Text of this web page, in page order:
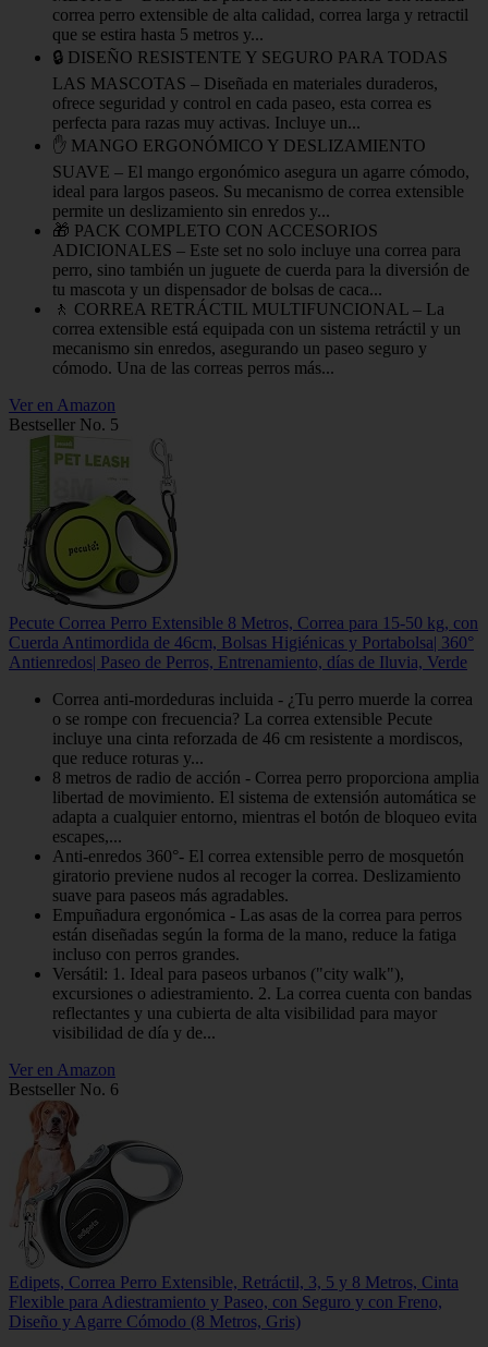
correa perro extensible de alta calidad, correa larga y retractil
que se estira hasta 5 metros y...
🔒 DISEÑO RESISTENTE Y SEGURO PARA TODAS
LAS MASCOTAS – Diseñada en materiales duraderos,
ofrece seguridad y control en cada paseo, esta correa es
perfecta para razas muy activas. Incluye un...
✋ MANGO ERGONÓMICO Y DESLIZAMIENTO
SUAVE – El mango ergonómico asegura un agarre cómodo,
ideal para largos paseos. Su mecanismo de correa extensible
permite un deslizamiento sin enredos y...
🎁 PACK COMPLETO CON ACCESORIOS
ADICIONALES – Este set no solo incluye una correa para
perro, sino también un juguete de cuerda para la diversión de
tu mascota y un dispensador de bolsas de caca...
🚶 CORREA RETRÁCTIL MULTIFUNCIONAL – La
correa extensible está equipada con un sistema retráctil y un
mecanismo sin enredos, asegurando un paseo seguro y
cómodo. Una de las correas perros más...
Ver en Amazon
Bestseller No. 5
Pecute Correa Perro Extensible 8 Metros, Correa para 15-50 kg, con
Cuerda Antimordida de 46cm, Bolsas Higiénicas y Portabolsa| 360°
Antienredos| Paseo de Perros, Entrenamiento, días de Iluvia, Verde
Correa anti-mordeduras incluida - ¿Tu perro muerde la correa
o se rompe con frecuencia? La correa extensible Pecute
incluye una cinta reforzada de 46 cm resistente a mordiscos,
que reduce roturas y...
8 metros de radio de acción - Correa perro proporciona amplia
libertad de movimiento. El sistema de extensión automática se
adapta a cualquier entorno, mientras el botón de bloqueo evita
escapes,...
Anti-enredos 360°- El correa extensible perro de mosquetón
giratorio previene nudos al recoger la correa. Deslizamiento
suave para paseos más agradables.
Empuñadura ergonómica​​ - Las asas de la correa para perros
están diseñadas según la forma de la mano, reduce la fatiga
incluso con perros grandes.
Versátil: 1. Ideal para paseos urbanos ("city walk"),
excursiones o adiestramiento. 2. La correa cuenta con bandas
reflectantes y una cubierta de alta visibilidad para mayor
visibilidad de día y de...
Ver en Amazon
Bestseller No. 6
Edipets, Correa Perro Extensible, Retráctil, 3, 5 y 8 Metros, Cinta
Flexible para Adiestramiento y Paseo, con Seguro y con Freno,
Diseño y Agarre Cómodo (8 Metros, Gris)